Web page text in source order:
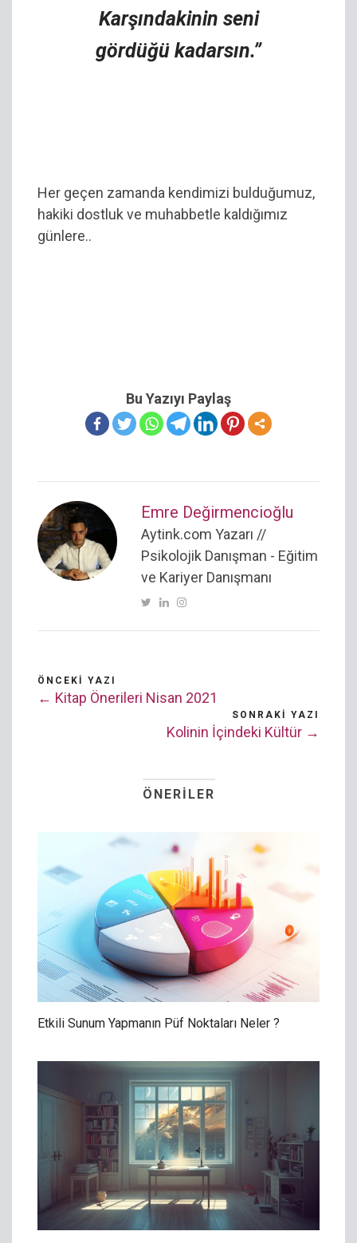
Karşındakinin seni
gördüğü kadarsın.”
Her geçen zamanda kendimizi bulduğumuz,
hakiki dostluk ve muhabbetle kaldığımız
günlere..
Bu Yazıyı Paylaş
Emre Değirmencioğlu
Aytink.com Yazarı //
Psikolojik Danışman - Eğitim
ve Kariyer Danışmanı
ÖNCEKI YAZI
← Kitap Önerileri Nisan 2021
SONRAKI YAZI
Kolinin İçindeki Kültür →
ÖNERILER
Etkili Sunum Yapmanın Püf Noktaları Neler ?